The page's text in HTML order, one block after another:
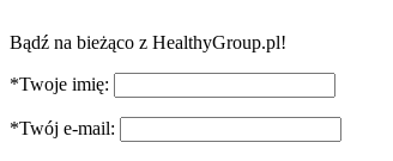
Bądź na bieżąco z HealthyGroup.pl!
*Twoje imię:
*Twój e-mail: